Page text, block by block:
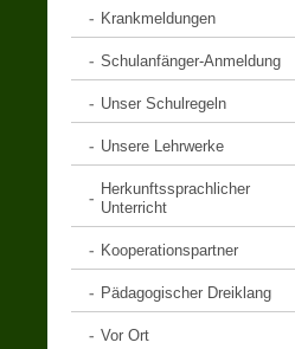
Krankmeldungen
Schulanfänger-Anmeldung
Unser Schulregeln
Unsere Lehrwerke
Herkunftssprachlicher
Unterricht
Kooperationspartner
Pädagogischer Dreiklang
Vor Ort